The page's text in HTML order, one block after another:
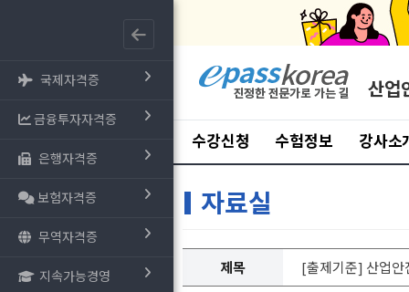
국제자격증
금융투자자격증
은행자격증
보험자격증
무역자격증
지속가능경영
산업
수강신청 수험정보 강사소
자료실
제목 [출제기준] 산업안